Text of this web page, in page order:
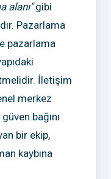
alanı"gibi
Pazarlama
pazarlama
İletişim
merkez
bağını
bir ekip,
kaybına